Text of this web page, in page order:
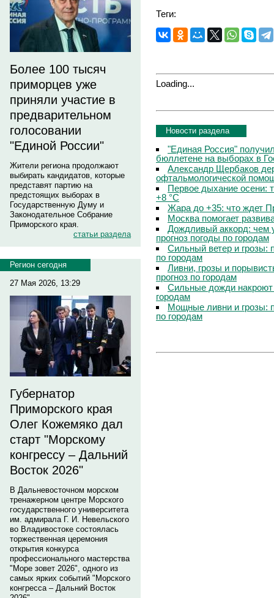
Более 100 тысяч
приморцев уже
приняли участие в
предварительном
голосовании
"Единой России"
Жители региона продолжают
выбирать кандидатов, которые
представят партию на
предстоящих выборах в
Государственную Думу и
Законодательное Собрание
Приморского края.
статьи раздела
Регион сегодня
27 Мая 2026, 13:29
Губернатор
Приморского края
Олег Кожемяко дал
старт "Морскому
конгрессу – Дальний
Восток 2026"
В Дальневосточном морском
тренажерном центре Морского
государственного университета
им. адмирала Г. И. Невельского
во Владивостоке состоялась
торжественная церемония
открытия конкурса
профессионального мастерства
"Море зовет 2026", одного из
самых ярких событий "Морского
конгресса – Дальний Восток
Теги:
Loading...
Новости раздела
"Единая Россия"
бюллетене на выборах в
Александр Щербаков
офтальмологической
Первое дыхание осени:
+8 °C
Жара до +35: что ждет
Москва помогает
Дождливый аккорд: чем
прогноз погоды по городам
Сильный ветер и грозы:
по городам
Ливни, грозы и
прогноз по городам
Сильные дожди
городам
Мощные ливни и грозы:
по городам